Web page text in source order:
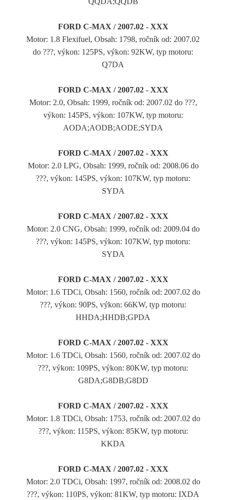
FORD C-MAX / 2007.02 - XXX
Motor: 1.8 Flexifuel, Obsah: 1798, ročník od: 2007.02
do ???, výkon: 125PS, výkon: 92KW, typ motoru:
Q7DA
FORD C-MAX / 2007.02 - XXX
Motor: 2.0, Obsah: 1999, ročník od: 2007.02 do ???,
výkon: 145PS, výkon: 107KW, typ motoru:
AODA;AODB;AODE;SYDA
FORD C-MAX / 2007.02 - XXX
Motor: 2.0 LPG, Obsah: 1999, ročník od: 2008.06 do
???, výkon: 145PS, výkon: 107KW, typ motoru:
SYDA
FORD C-MAX / 2007.02 - XXX
Motor: 2.0 CNG, Obsah: 1999, ročník od: 2009.04 do
???, výkon: 145PS, výkon: 107KW, typ motoru:
SYDA
FORD C-MAX / 2007.02 - XXX
Motor: 1.6 TDCi, Obsah: 1560, ročník od: 2007.02 do
???, výkon: 90PS, výkon: 66KW, typ motoru:
HHDA;HHDB;GPDA
FORD C-MAX / 2007.02 - XXX
Motor: 1.6 TDCi, Obsah: 1560, ročník od: 2007.02 do
???, výkon: 109PS, výkon: 80KW, typ motoru:
G8DA;G8DB;G8DD
FORD C-MAX / 2007.02 - XXX
Motor: 1.8 TDCi, Obsah: 1753, ročník od: 2007.02 do
???, výkon: 115PS, výkon: 85KW, typ motoru:
KKDA
FORD C-MAX / 2007.02 - XXX
Motor: 2.0 TDCi, Obsah: 1997, ročník od: 2008.02 do
???, výkon: 110PS, výkon: 81KW, typ motoru: IXDA